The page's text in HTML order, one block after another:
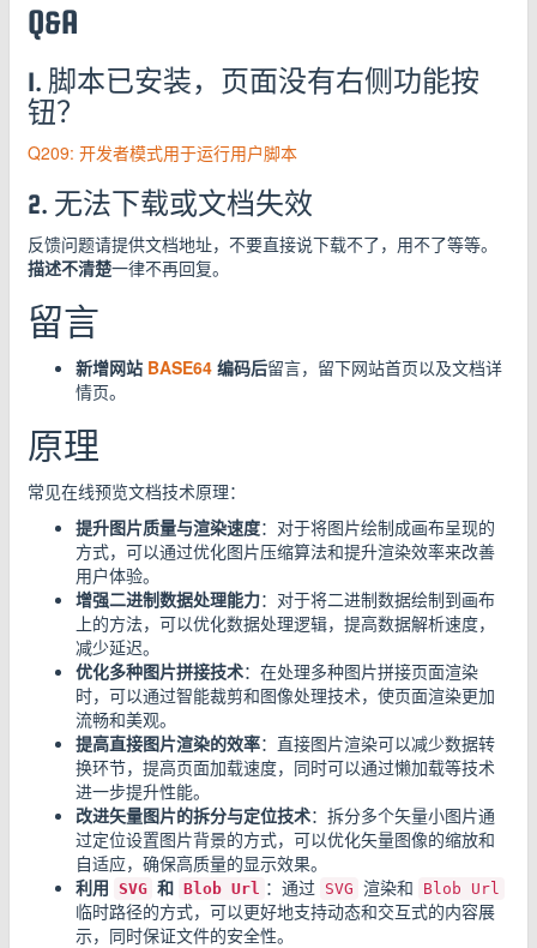
Q&A
1. 脚本已安装，页面没有右侧功能按
钮？
Q209: 开发者模式用于运行用户脚本
2. 无法下载或文档失效
反馈问题请提供文档地址，不要直接说下载不了，用不了等等。
描述不清楚一律不再回复。
留言
新增网站 BASE64 编码后留言，留下网站首页以及文档详
情页。
原理
常见在线预览文档技术原理：
提升图片质量与渲染速度：对于将图片绘制成画布呈现的
方式，可以通过优化图片压缩算法和提升渲染效率来改善
用户体验。
增强二进制数据处理能力：对于将二进制数据绘制到画布
上的方法，可以优化数据处理逻辑，提高数据解析速度，
减少延迟。
优化多种图片拼接技术：在处理多种图片拼接页面渲染
时，可以通过智能裁剪和图像处理技术，使页面渲染更加
流畅和美观。
提高直接图片渲染的效率：直接图片渲染可以减少数据转
换环节，提高页面加载速度，同时可以通过懒加载等技术
进一步提升性能。
改进矢量图片的拆分与定位技术：拆分多个矢量小图片通
过定位设置图片背景的方式，可以优化矢量图像的缩放和
自适应，确保高质量的显示效果。
利用 SVG 和 Blob Url ：通过 SVG 渲染和 Blob Url
临时路径的方式，可以更好地支持动态和交互式的内容展
示，同时保证文件的安全性。